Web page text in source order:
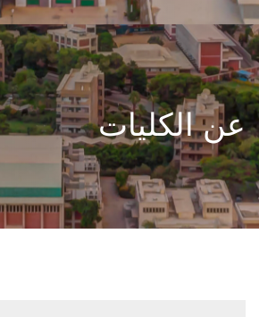
عن الكليات